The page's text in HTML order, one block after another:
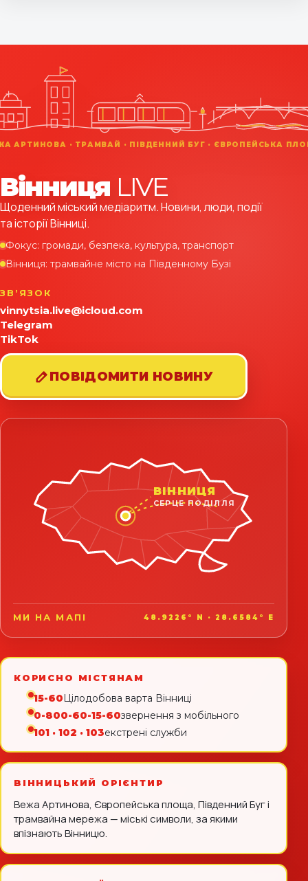
Вінниця LIVE
Щоденний міський медіаритм. Новини, люди, події
та історії Вінниці.
Фокус: громади, безпека, культура, транспорт
Вінниця: трамвайне місто на Південному Бузі
ЗВʼЯЗОК
vinnytsia.live@icloud.com
Telegram
TikTok
ПОВІДОМИТИ НОВИНУ
ВІННИЦЯ
СЕРЦЕ ПОДІЛЛЯ
МИ НА МАПІ 48.9226° N · 28.6584° E
КОРИСНО МІСТЯНАМ
15-60Цілодобова варта Вінниці
0-800-60-15-60звернення з мобільного
101 · 102 · 103екстрені служби
ВІННИЦЬКИЙ ОРІЄНТИР
Вежа Артинова, Європейська площа, Південний Буг і
трамвайна мережа — міські символи, за якими
впізнають Вінницю.